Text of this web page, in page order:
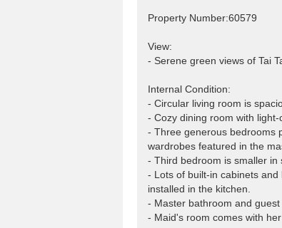
Property Number:60579
View:
- Serene green views of Tai
Internal Condition:
- Circular living room is
- Cozy dining room with light-
- Three generous bedrooms
wardrobes featured in the
- Third bedroom is smaller in
- Lots of built-in cabinets
installed in the kitchen.
- Master bathroom and
- Maid's room comes with